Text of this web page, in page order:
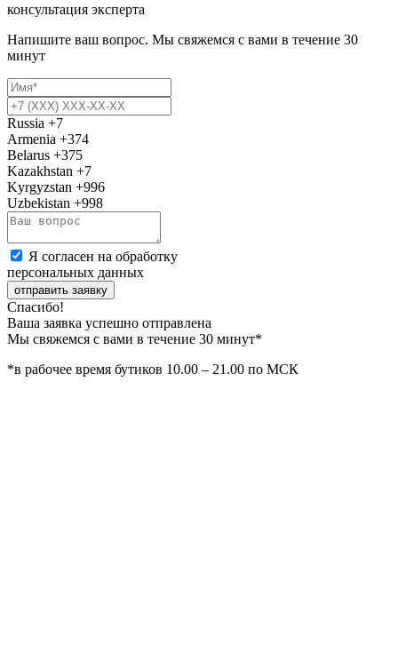
консультация эксперта
Напишите ваш вопрос. Мы свяжемся с вами в течение 30
минут
Russia +7
Armenia +374
Belarus +375
Kazakhstan +7
Kyrgyzstan +996
Uzbekistan +998
Я согласен на обработку
персональных данных
отправить заявку
Спасибо!
Ваша заявка успешно отправлена
Мы свяжемся с вами в течение 30 минут*
*в рабочее время бутиков 10.00 – 21.00 по МСК